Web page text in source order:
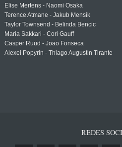
Elise Mertens - Naomi Osaka
Terence Atmane - Jakub Mensik
Taylor Townsend - Belinda Bencic
Maria Sakkari - Cori Gauff
Casper Ruud - Joao Fonseca
Alexei Popyrin - Thiago Augustin Tirante
REDES